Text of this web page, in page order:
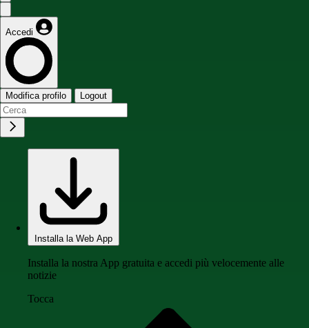
Accedi
Modifica profilo Logout
Installa la Web App
Installa la nostra App gratuita e accedi più velocemente alle
notizie
Tocca